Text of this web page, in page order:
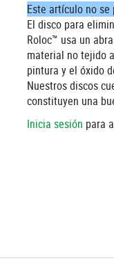
Este artículo no se
El disco para
Roloc™ usa un
material no tejido
pintura y el óxido
Nuestros discos
constituyen una
Inicia sesión para